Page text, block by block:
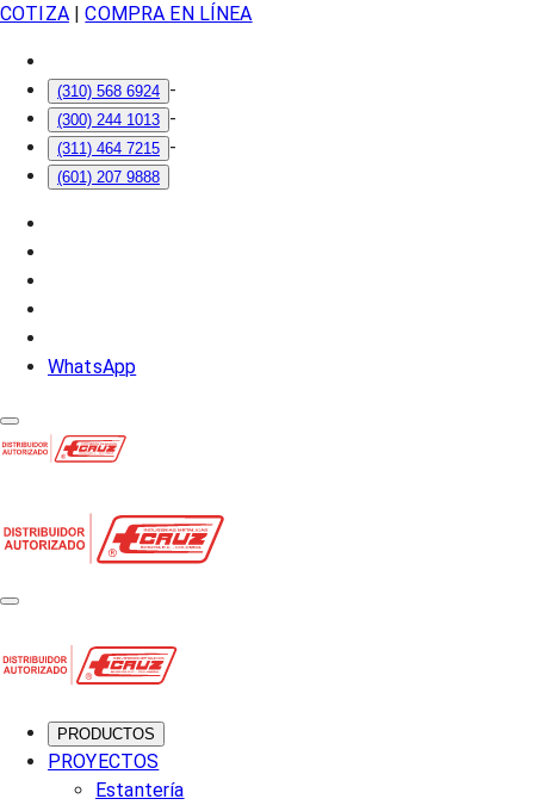
COTIZA| COMPRA EN LÍNEA
(310) 568 6924 -
(300) 244 1013 -
(311) 464 7215 -
(601) 207 9888
WhatsApp
PRODUCTOS
PROYECTOS
Estantería